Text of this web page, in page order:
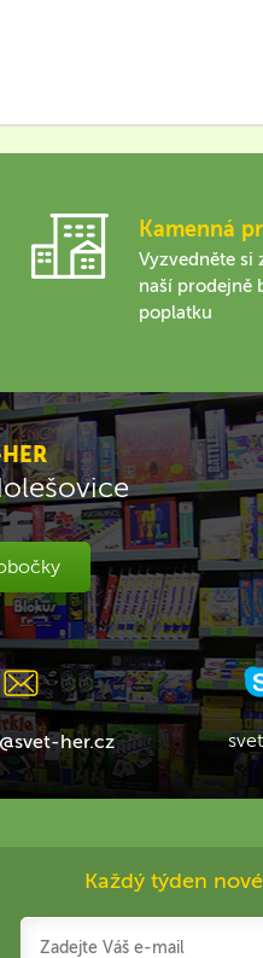
Kamenná
Vyzvedněte si
naší prodejně
poplatku
her.cz
Každý týden